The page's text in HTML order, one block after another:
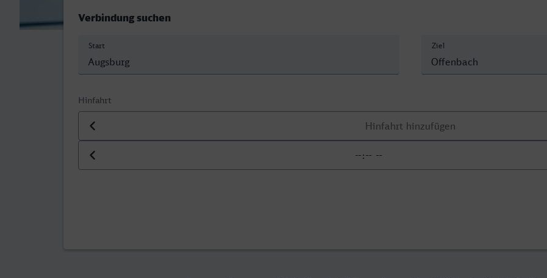
Verbindung suchen
Start Ziel
Hinfahrt
Datum der Hinfahrt
Uhrzeit der Hinfahrt